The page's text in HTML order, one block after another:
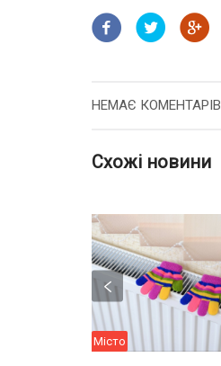
НЕМАЄ КОМЕНТАРІВ
Схожі новини
Місто